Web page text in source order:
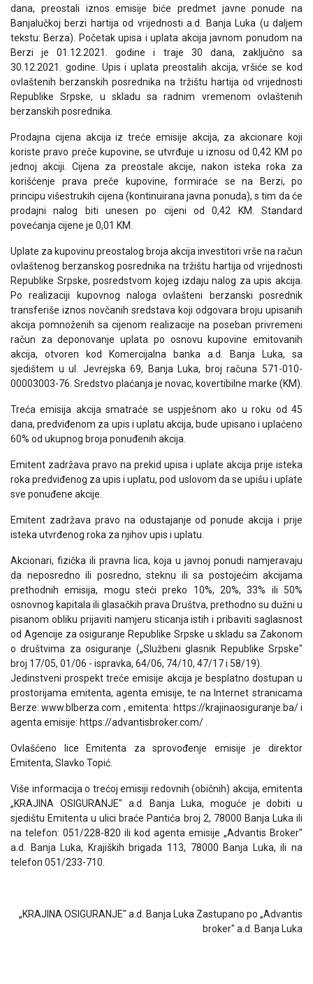
dana, preostali iznos emisije biće predmet javne ponude na
Banjalučkoj berzi hartija od vrijednosti a.d. Banja Luka (u daljem
tekstu: Berza). Početak upisa i uplata akcija javnom ponudom na
Berzi je 01.12.2021. godine i traje 30 dana, zaključno sa
30.12.2021. godine. Upis i uplata preostalih akcija, vršiće se kod
ovlaštenih berzanskih posrednika na tržištu hartija od vrijednosti
Republike Srpske, u skladu sa radnim vremenom ovlaštenih
berzanskih posrednika.
Prodajna cijena akcija iz treće emisije akcija, za akcionare koji
koriste pravo preče kupovine, se utvrđuje u iznosu od 0,42 KM po
jednoj akciji. Cijena za preostale akcije, nakon isteka roka za
korišćenje prava preče kupovine, formiraće se na Berzi, po
principu višestrukih cijena (kontinuirana javna ponuda), s tim da će
prodajni nalog biti unesen po cijeni od 0,42 KM. Standard
povećanja cijene je 0,01 KM.
Uplate za kupovinu preostalog broja akcija investitori vrše na račun
ovlaštenog berzanskog posrednika na tržištu hartija od vrijednosti
Republike Srpske, posredstvom kojeg izdaju nalog za upis akcija.
Po realizaciji kupovnog naloga ovlašteni berzanski posrednik
transferiše iznos novčanih sredstava koji odgovara broju upisanih
akcija pomnoženih sa cijenom realizacije na poseban privremeni
račun za deponovanje uplata po osnovu kupovine emitovanih
akcija, otvoren kod Komercijalna banka a.d. Banja Luka, sa
sjedištem u ul. Jevrejska 69, Banja Luka, broj računa 571-010-
00003003-76. Sredstvo plaćanja je novac, kovertibilne marke (KM).
Treća emisija akcija smatraće se uspješnom ako u roku od 45
dana, predviđenom za upis i uplatu akcija, bude upisano i uplaćeno
60% od ukupnog broja ponuđenih akcija.
Emitent zadržava pravo na prekid upisa i uplate akcija prije isteka
roka predviđenog za upis i uplatu, pod uslovom da se upišu i uplate
sve ponuđene akcije.
Emitent zadržava pravo na odustajanje od ponude akcija i prije
isteka utvrđenog roka za njihov upis i uplatu.
Akcionari, fizička ili pravna lica, koja u javnoj ponudi namjeravaju
da neposredno ili posredno, steknu ili sa postojećim akcijama
prethodnih emisija, mogu steći preko 10%, 20%, 33% ili 50%
osnovnog kapitala ili glasačkih prava Društva, prethodno su dužni u
pisanom obliku prijaviti namjeru sticanja istih i pribaviti saglasnost
od Agencije za osiguranje Republike Srpske u skladu sa Zakonom
o društvima za osiguranje („Službeni glasnik Republike Srpske"
broj 17/05, 01/06 - ispravka, 64/06, 74/10, 47/17 i 58/19).
Jedinstveni prospekt treće emisije akcija je besplatno dostupan u
prostorijama emitenta, agenta emisije, te na Internet stranicama
Berze: www.blberza.com , emitenta: https://krajinaosiguranje.ba/ i
agenta emisije: https://advantisbroker.com/ .
Ovlašćeno lice Emitenta za sprovođenje emisije je direktor
Emitenta, Slavko Topić.
Više informacija o trećoj emisiji redovnih (običnih) akcija, emitenta
„KRAJINA OSIGURANJE" a.d. Banja Luka, moguće je dobiti u
sjedištu Emitenta u ulici braće Pantića broj 2, 78000 Banja Luka ili
na telefon: 051/228-820 ili kod agenta emisije „Advantis Broker"
a.d. Banja Luka, Krajiških brigada 113, 78000 Banja Luka, ili na
telefon 051/233-710.
„KRAJINA OSIGURANJE" a.d. Banja Luka Zastupano po „Advantis
broker" a.d. Banja Luka